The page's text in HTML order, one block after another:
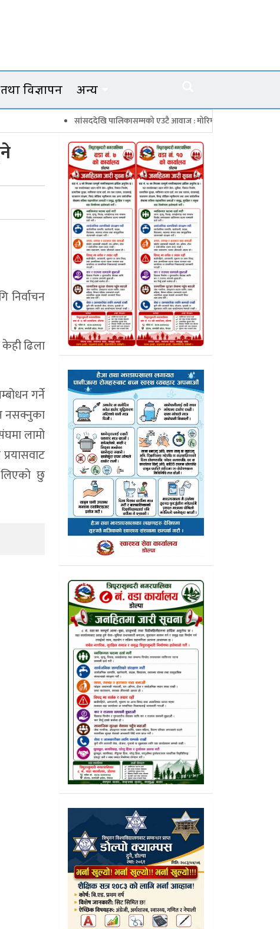
विज्ञापन अन्य
सांसददेखि पालिकासम्मको एउटै आवाज : मोरिम्ला–क्याटो नाका तत्काल खोल
ढिला
गर्ने
नसक्नुका
लामो
छु